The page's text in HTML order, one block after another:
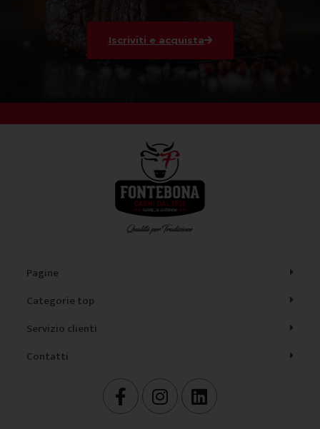
Iscriviti e acquista
Pagine
Categorie top
Servizio clienti
Contatti
F
a
c
I
n
s
L
i
n